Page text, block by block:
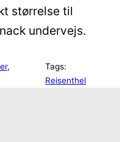
størrelse til
undervejs.
Tags:
Reisenthel